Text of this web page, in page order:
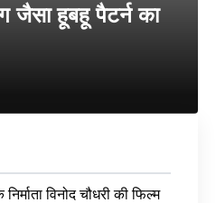
जैसा हूबहू पैटर्न का
विनोद चौधरी की फिल्म